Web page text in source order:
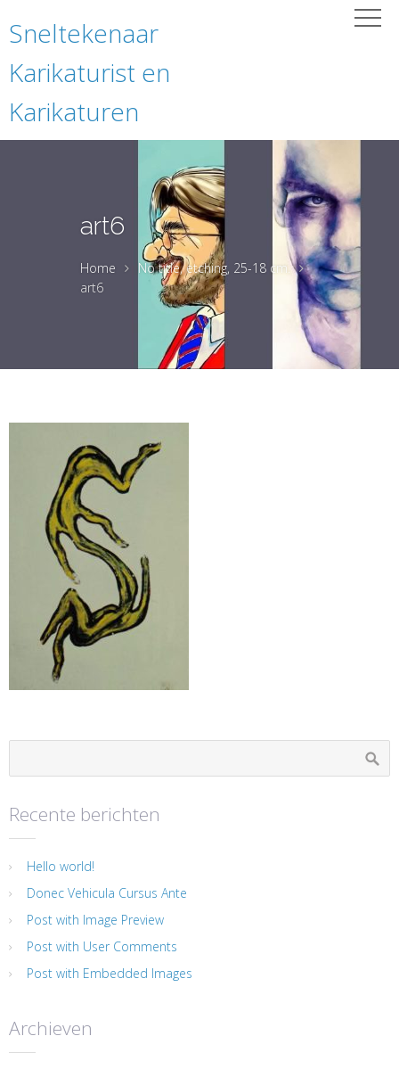
Sneltekenaar
Karikaturist en
Karikaturen
art6
Home
No title, etching, 25-18 cm.
art6
Recente berichten
Hello world!
Donec Vehicula Cursus Ante
Post with Image Preview
Post with User Comments
Post with Embedded Images
Archieven